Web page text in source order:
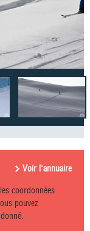
Voir l'annuaire
coordonnées
pouvez